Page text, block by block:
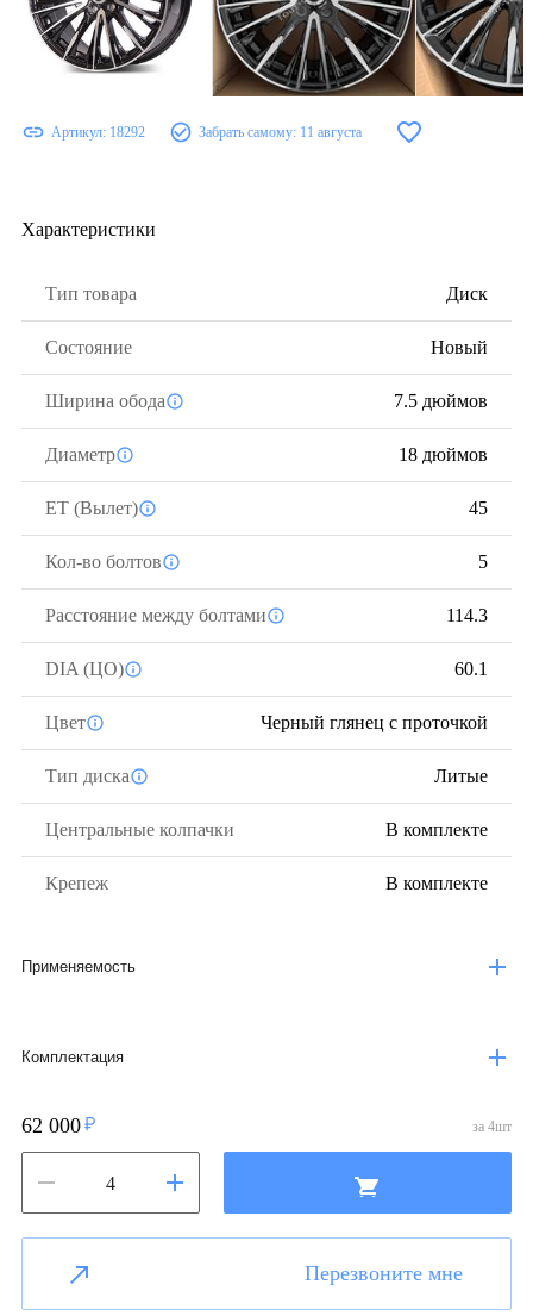
Артикул: 18292 Забрать самому: 11 августа
Характеристики
Тип товара Диск
Состояние Новый
Ширина обода 7.5 дюймов
Диаметр 18 дюймов
ЕТ (Вылет) 45
Кол-во болтов 5
Расстояние между болтами 114.3
DIA (ЦО) 60.1
Цвет Черный глянец с проточкой
Тип диска Литые
Центральные колпачки В комплекте
Крепеж В комплекте
Применяемость
Комплектация
62 000 за 4шт
Перезвоните мне